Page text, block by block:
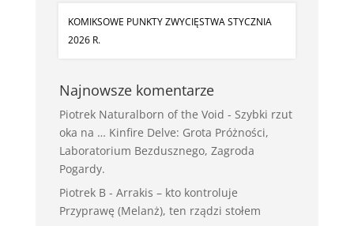
KOMIKSOWE PUNKTY ZWYCIĘSTWA STYCZNIA
2026 R.
Najnowsze komentarze
Piotrek Naturalborn of the Void - Szybki rzut
oka na … Kinfire Delve: Grota Próżności,
Laboratorium Bezdusznego, Zagroda
Pogardy.
Piotrek B- Arrakis – kto kontroluje
Przyprawę (Melanż), ten rządzi stołem